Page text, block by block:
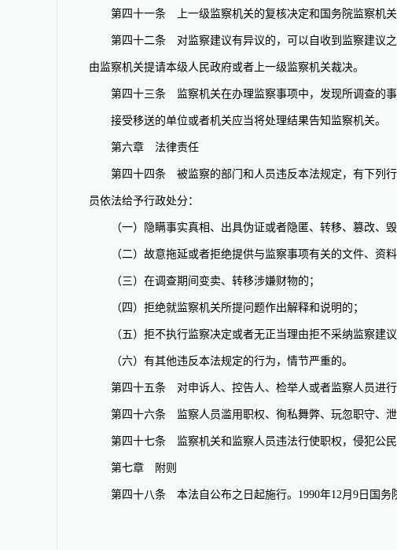
第四十一条 上一级监察机关的复核决定和国务院监察机关
第四十二条 对监察建议有异议的，可以自收到监察建议之
由监察机关提请本级人民政府或者上一级监察机关裁决。
第四十三条 监察机关在办理监察事项中，发现所调查的事
接受移送的单位或者机关应当将处理结果告知监察机关。
第六章 法律责任
第四十四条 被监察的部门和人员违反本法规定，有下列行
员依法给予行政处分：
（一）隐瞒事实真相、出具伪证或者隐匿、转移、篡改、毁
（二）故意拖延或者拒绝提供与监察事项有关的文件、资料
（三）在调查期间变卖、转移涉嫌财物的；
（四）拒绝就监察机关所提问题作出解释和说明的；
（五）拒不执行监察决定或者无正当理由拒不采纳监察建议
（六）有其他违反本法规定的行为，情节严重的。
第四十五条 对申诉人、控告人、检举人或者监察人员进行
第四十六条 监察人员滥用职权、徇私舞弊、玩忽职守、泄
第四十七条 监察机关和监察人员违法行使职权，侵犯公民
第七章 附则
第四十八条 本法自公布之日起施行。 1990年12月9 日 国务